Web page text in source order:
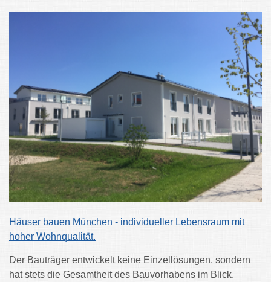
Häuser bauen München - individueller Lebensraum mit
hoher Wohnqualität.
Der Bauträger entwickelt keine Einzellösungen, sondern
hat stets die Gesamtheit des Bauvorhabens im Blick.